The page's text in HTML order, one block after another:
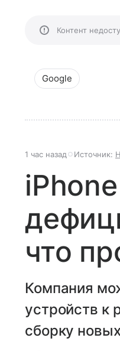
Контент
Google
1 час назад Источник:
что
Компания
устройств к
сборку